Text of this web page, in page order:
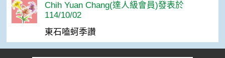
Chih Yuan Chang(達人級會員)發表於
114/10/02
東石嗑蚵季讚